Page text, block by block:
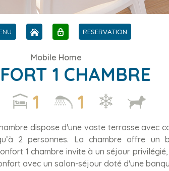
RESERVATION
Mobile Home
1 CHAMBRE
1 1
dispose d'une vaste terrasse avec
2 personnes. La chambre offre un
1 chambre invite à un séjour
avec un salon-séjour doté d'une